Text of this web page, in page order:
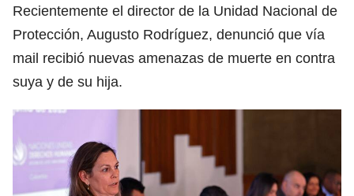
Recientemente el director de la Unidad Nacional de
Protección, Augusto Rodríguez, denunció que vía
mail recibió nuevas amenazas de muerte en contra
suya y de su hija.